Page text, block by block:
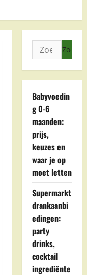
Zoeken
naar:
Babyvoedin
g 0-6
maanden:
prijs,
keuzes en
waar je op
moet letten
Supermarkt
drankaanbi
edingen:
party
drinks,
cocktail
ingrediënte